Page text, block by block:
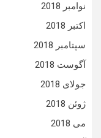
نوامبر 2018
اکتبر 2018
سپتامبر 2018
آگوست 2018
جولای 2018
ژوئن 2018
می 2018